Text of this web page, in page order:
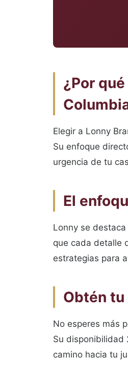
¿Por
Elegir a Lonny
Su enfoque
urgencia de tu
El
Lonny se
que cada detalle
estrategias para
Obtén
No esperes más
Su disponibilidad
camino hacia tu